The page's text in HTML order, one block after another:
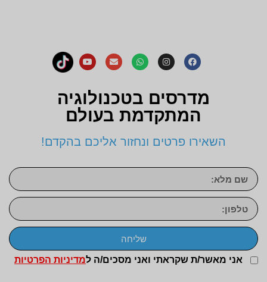
מדרסים בטכנולוגיה
המתקדמת בעולם
השאירו פרטים ונחזור אליכם בהקדם!
אני מאשר/ת שקראתי ואני מסכים/ה למדיניות הפרטיות
שליחה